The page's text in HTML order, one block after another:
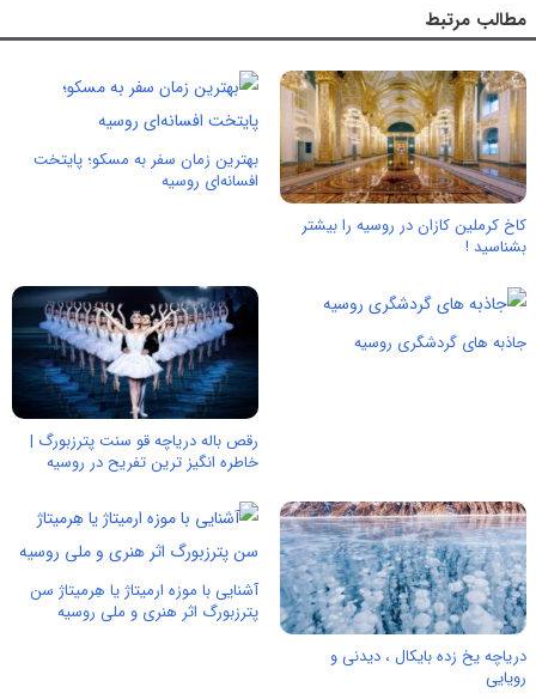
مطالب مرتبط
کاخ کرملین کازان در روسیه را بیشتر
بشناسید !
بهترین زمان سفر به مسکو؛ پایتخت
افسانه‌ای روسیه
جاذبه های گردشگری روسیه
رقص باله دریاچه قو سنت پترزبورگ |
خاطره انگیز ترین تفریح در روسیه
دریاچه یخ زده بایکال ، دیدنی و
رویایی
آشنایی با موزه ارمیتاژ یا هِرمیتاژ سن
پترزبورگ اثر هنری و ملی روسیه